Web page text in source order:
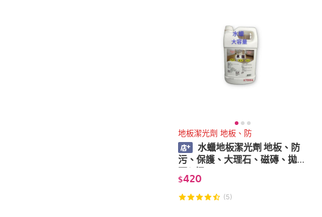
地板潔光劑 地板、防
水蠟地板潔光劑 地板、防
污、保護、大理石、磁磚、拋光
石(1桶)
$420
(5)